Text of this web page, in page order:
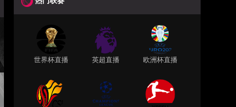
世界杯直播 英超直播 欧洲杯直播